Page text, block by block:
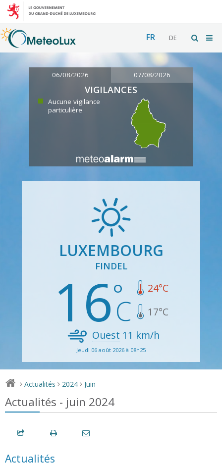
FR DE
06/08/2026 07/08/2026
VIGILANCES
Aucune vigilance
particulière
LUXEMBOURG
FINDEL
16 24°C
17°C
Ouest 11 km/h
Jeudi 06 août 2026 à 08h25
> Actualités > 2024 > Juin
Actualités - juin 2024
Actualités